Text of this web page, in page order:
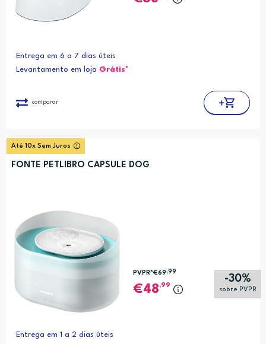
Entrega em 6 a 7 dias úteis
Levantamento em loja Grátis*
comparar
Até 10x Sem Juros
FONTE PETLIBRO CAPSULE DOG
-30%
sobre PVPR
PVPR*€69,99
48,99
Entrega em 1 a 2 dias úteis